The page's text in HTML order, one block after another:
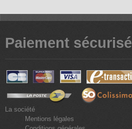
Paiement sécurisé
La société
Mentions légales